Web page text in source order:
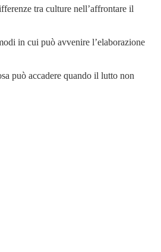
tra culture nell’affrontare il
in cui può avvenire l’elaborazione
può accadere quando il lutto non